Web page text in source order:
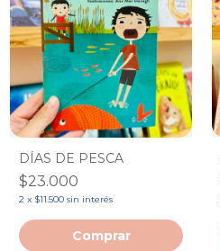
DÍAS DE PESCA
$23.000
2 x $11.500 sin interés